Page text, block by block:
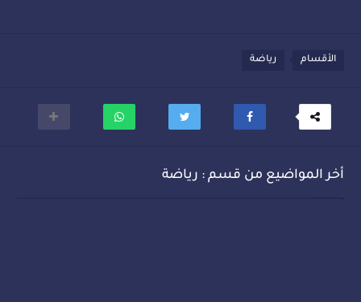
الأقسام رياضة
أخر المواضيع من قسم : رياضة